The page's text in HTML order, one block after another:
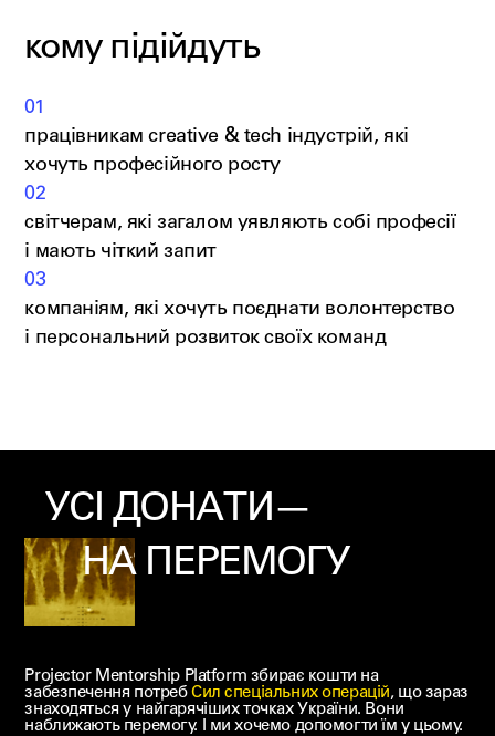
кому підійдуть
01
працівникам creative & tech індустрій, які
хочуть професійного росту
02
світчерам, які загалом уявляють собі професії
і мають чіткий запит
03
компаніям, які хочуть поєднати волонтерство
і персональний розвиток своїх команд
УСІ ДОНАТИ—
НА ПЕРЕМОГУ
Projector Mentorship Platform збирає кошти на
забезпечення потребCил спеціальних операцій, що зараз
знаходяться у найгарячіших точках України. Вони
наближають перемогу. І ми хочемо допомогти їм у цьому.